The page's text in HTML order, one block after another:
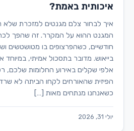
איכותית באמת?
איך לבחור צלם מגנטים למזכרת שלא
המגנט ההוא על המקרר. זה שהפך
חודשיים, כשהפרצופים בו מטושטשים
בייאוש. מדובר בתסכול אמיתי,
אלפי שקלים באירוע החלומות שלכם,
הפיזית שהאורחים לקחו הביתה לא
כשאנחנו מנתחים מאות […]
יולי 31, 2026